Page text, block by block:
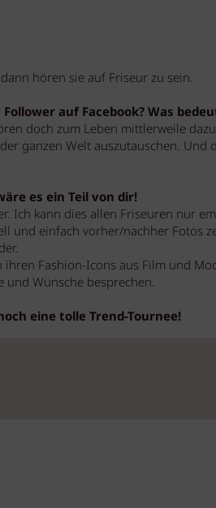
hören sie auf Friseur zu sein.
auf Facebook? Was
doch zum Leben mittlerweile
ganzen Welt auszutauschen. Und
es ein Teil von dir!
Ich kann dies allen Friseuren nur
und einfach vorher/nachher Fotos
Fashion-Icons aus Film und
Wünsche besprechen.
eine tolle Trend-Tournee!